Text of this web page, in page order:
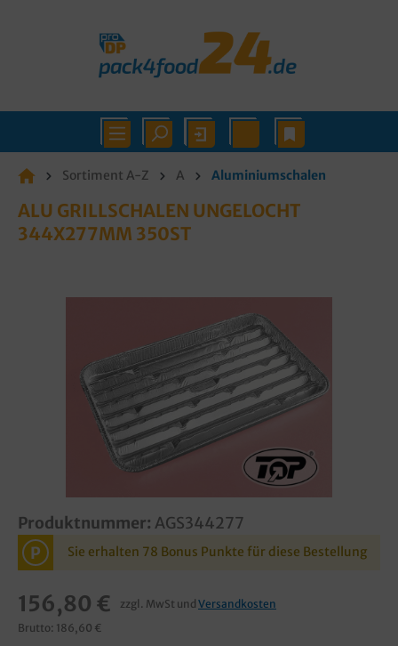
Sortiment A-Z A Aluminiumschalen
ALU GRILLSCHALEN UNGELOCHT
344X277MM 350ST
Produktnummer: AGS344277
P Sie erhalten 78 Bonus Punkte für diese Bestellung
156,80 € zzgl. MwSt und Versandkosten
Brutto: 186,60 €